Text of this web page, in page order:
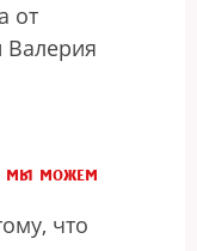
от
Валерия
мы можем
что